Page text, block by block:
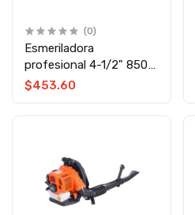
(0)
Esmeriladora
profesional 4-1/2" 850
W 11587 Adir
$453.60